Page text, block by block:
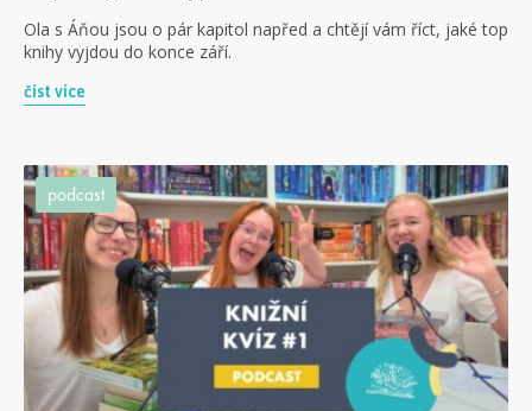
Ola s Áňou jsou o pár kapitol napřed a chtějí vám říct, jaké top
knihy vyjdou do konce září.
číst více
podcast